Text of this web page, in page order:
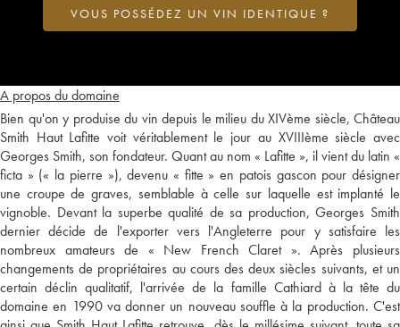
A propos du domaine
Bien qu'on y produise du vin depuis le milieu du XIVème siècle, Château
Smith Haut Lafitte voit véritablement le jour au XVIIIème siècle avec
Georges Smith, son fondateur. Quant au nom « Lafitte », il vient du latin «
ficta » (« la pierre »), devenu « fitte » en patois gascon pour désigner
une croupe de graves, semblable à celle sur laquelle est implanté le
vignoble. Devant la superbe qualité de sa production, Georges Smith
dernier décide de l'exporter vers l'Angleterre pour y satisfaire les
nombreux amateurs de « New French Claret ». Après plusieurs
changements de propriétaires au cours des deux siècles suivants, et un
certain déclin qualitatif, l'arrivée de la famille Cathiard à la tête du
domaine en 1990 va donner un nouveau souffle à la production. C'est
VOUS POSSÉDEZ UN VIN IDENTIQUE ?